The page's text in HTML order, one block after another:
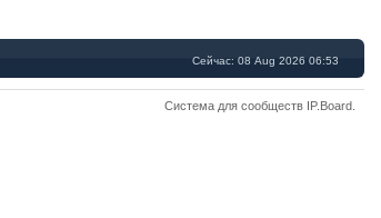
Сейчас: 08 Aug 2026 06:53
Система для сообществ IP.Board